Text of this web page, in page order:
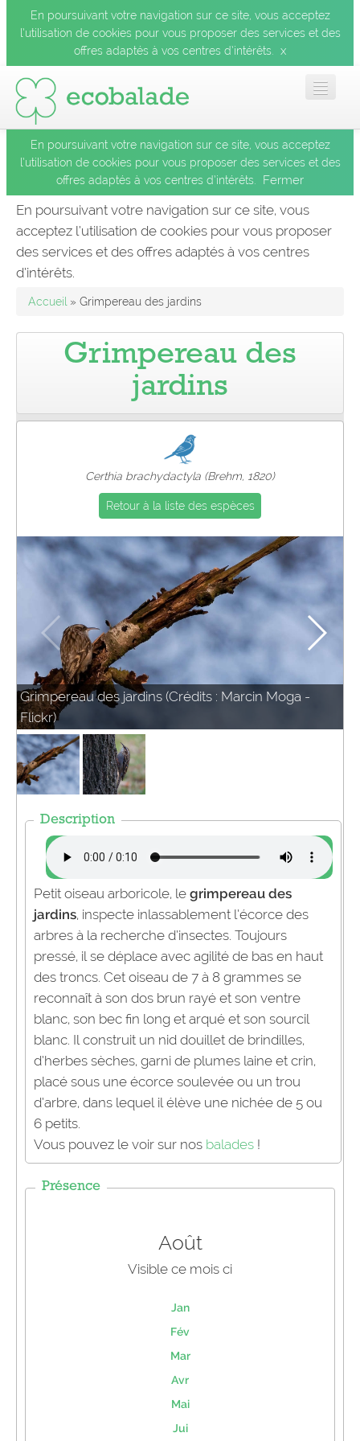
En poursuivant votre navigation sur ce site, vous acceptez
l’utilisation de cookies pour vous proposer des services et des
offres adaptés à vos centres d’intérêts.
x
Accueil
Les balades
Les espèces
Le blog
En poursuivant votre navigation sur ce site, vous acceptez
l’utilisation de cookies pour vous proposer des services et des
offres adaptés à vos centres d’intérêts.
Fermer
En poursuivant votre navigation sur ce site, vous
acceptez l’utilisation de cookies pour vous proposer
des services et des offres adaptés à vos centres
d’intérêts.
Accueil » Grimpereau des jardins
Grimpereau des
jardins
Certhia brachydactyla (Brehm, 1820)
Retour à la liste des espèces
Grimpereau des jardins (Crédits : Marcin Moga -
Flickr)
Description
Petit oiseau arboricole, le grimpereau des
jardins, inspecte inlassablement l’écorce des
arbres à la recherche d’insectes. Toujours
pressé, il se déplace avec agilité de bas en haut
des troncs. Cet oiseau de 7 à 8 grammes se
reconnaît à son dos brun rayé et son ventre
blanc, son bec fin long et arqué et son sourcil
blanc. Il construit un nid douillet de brindilles,
d’herbes sèches, garni de plumes laine et crin,
placé sous une écorce soulevée ou un trou
d’arbre, dans lequel il élève une nichée de 5 ou
6 petits.
Vous pouvez le voir sur nos balades !
Présence
Août
Visible ce mois ci
Jan
Fév
Mar
Avr
Mai
Jui